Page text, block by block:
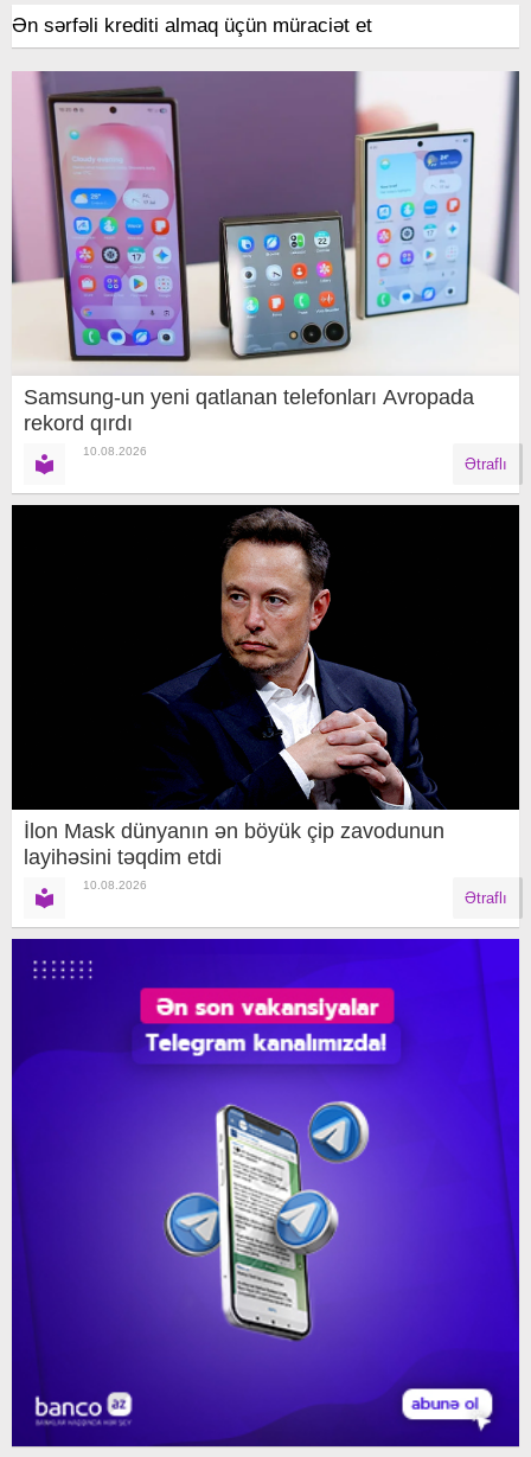
Ən sərfəli krediti almaq üçün müraciət et
Samsung-un yeni qatlanan telefonları Avropada
rekord qırdı
10.08.2026
Ətraflı
İlon Mask dünyanın ən böyük çip zavodunun
layihəsini təqdim etdi
10.08.2026
Ətraflı